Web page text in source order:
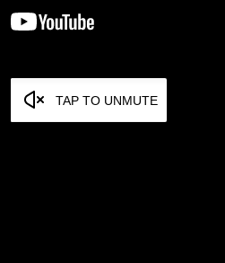
TAP TO UNMUTE